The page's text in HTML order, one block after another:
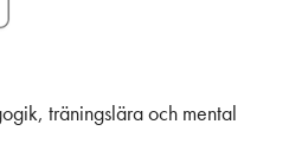
träningslära och mental